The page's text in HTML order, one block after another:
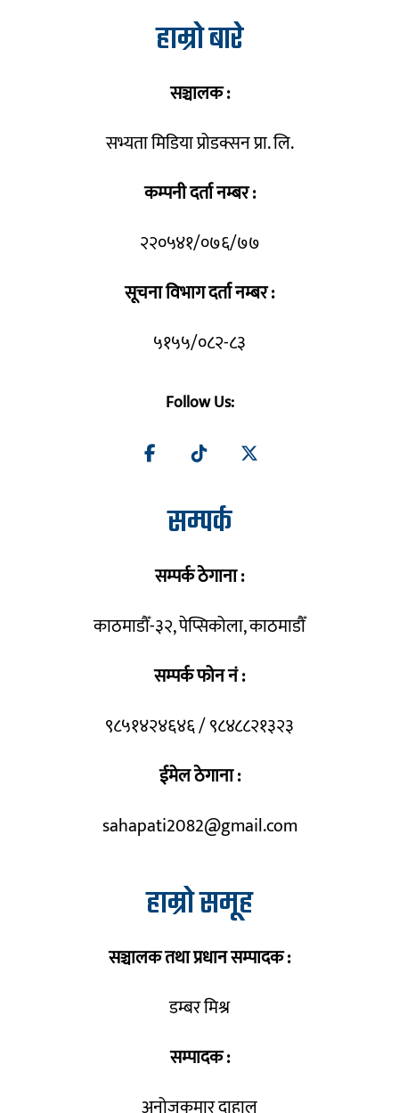
हाम्रो बारे
सञ्चालक :
सभ्यता मिडिया प्रोडक्सन प्रा. लि.
कम्पनी दर्ता नम्बर :
२२०५४१/०७६/७७
सूचना विभाग दर्ता नम्बर :
५१५५/०८२-८३
Follow Us:
सम्पर्क
सम्पर्क ठेगाना :
काठमाडौँ-३२, पेप्सिकोला, काठमाडौँ
सम्पर्क फोन नं :
९८५१४२४६४६ / ९८४८८२१३२३
ईमेल ठेगाना :
sahapati2082@gmail.com
हाम्रो समूह
सञ्चालक तथा प्रधान सम्पादक :
डम्बर मिश्र
सम्पादक :